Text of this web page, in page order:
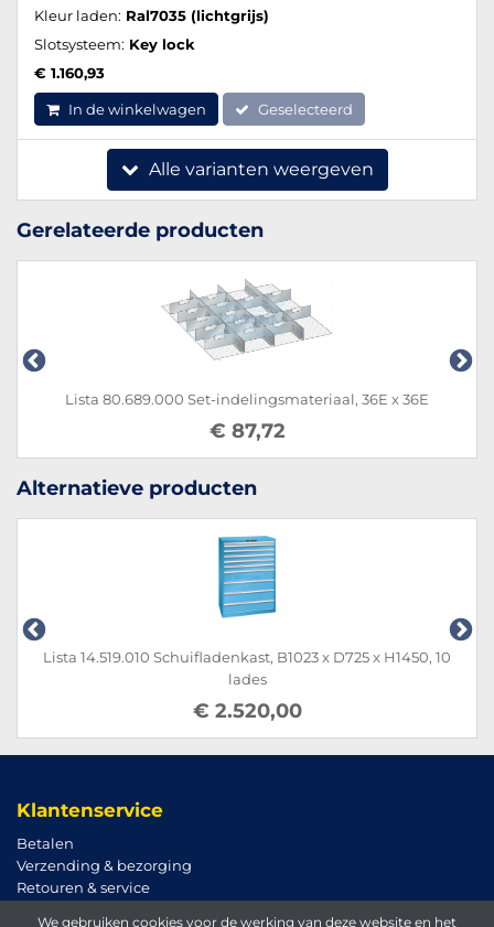
Kleur laden: Ral7035 (lichtgrijs)
Slotsysteem: Key lock
€ 1.160,93
In de winkelwagen Geselecteerd
Alle varianten weergeven
Gerelateerde producten
Lista 80.689.000 Set-indelingsmateriaal, 36E x 36E
€ 87,72
Alternatieve producten
Lista 14.519.010 Schuifladenkast, B1023 x D725 x H1450, 10
lades
€ 2.520,00
Klantenservice
Betalen
Verzending & bezorging
Retouren & service
We gebruiken cookies voor de werking van deze website en het